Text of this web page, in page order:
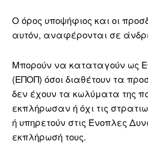
Ο όρος υποψήφιος και οι
αυτόν, αναφέρονται σε
Μπορούν να καταταγούν ως
(ΕΠΟΠ) όσοι διαθέτουν τα
δεν έχουν τα κωλύματα της
εκπλήρωσαν ή όχι τις
ή υπηρετούν στις Ένοπλες
εκπλήρωσή τους.